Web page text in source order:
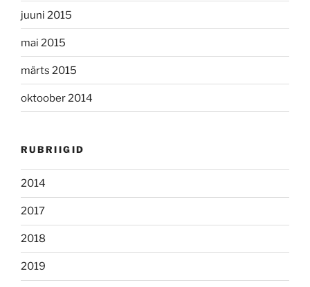
juuni 2015
mai 2015
märts 2015
oktoober 2014
RUBRIIGID
2014
2017
2018
2019